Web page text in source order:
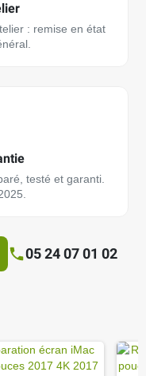
: remise en état
testé et garanti.
05 24 07 01 02